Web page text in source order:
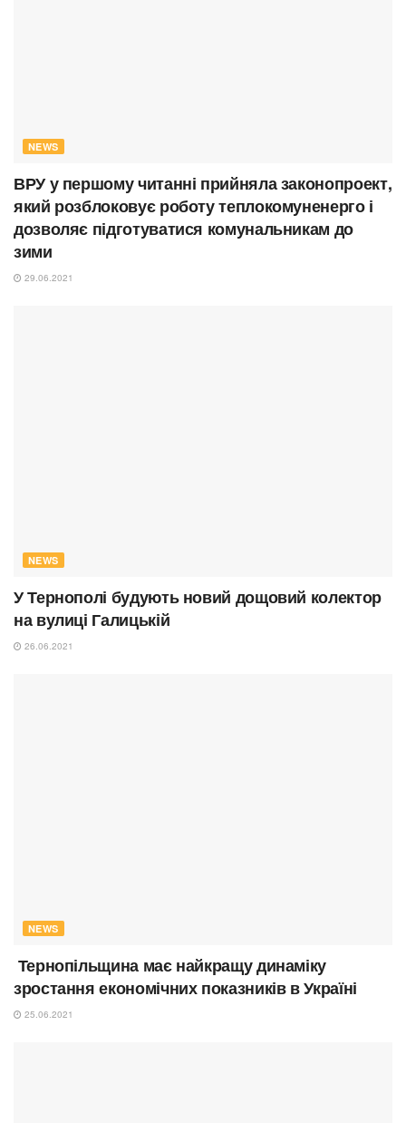
NEWS
ВРУ у першому читанні прийняла законопроект,
який розблоковує роботу теплокомуненерго і
дозволяє підготуватися комунальникам до
зими
29.06.2021
NEWS
У Тернополі будують новий дощовий колектор
на вулиці Галицькій
26.06.2021
NEWS
Тернопільщина має найкращу динаміку
зростання економічних показників в Україні
25.06.2021